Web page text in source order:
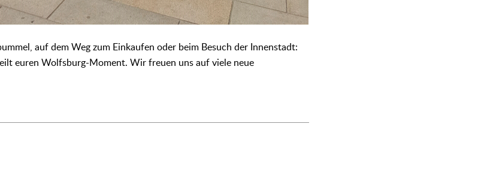
auf dem Weg zum Einkaufen oder beim Besuch der Innenstadt:
euren Wolfsburg-Moment. Wir freuen uns auf viele neue